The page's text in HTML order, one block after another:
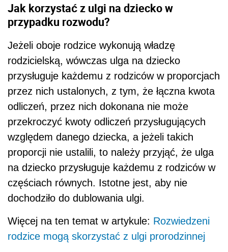
Jak korzystać z ulgi na dziecko w
przypadku rozwodu?
Jeżeli oboje rodzice wykonują władzę
rodzicielską, wówczas ulga na dziecko
przysługuje każdemu z rodziców w proporcjach
przez nich ustalonych, z tym, że łączna kwota
odliczeń, przez nich dokonana nie może
przekroczyć kwoty odliczeń przysługujących
względem danego dziecka, a jeżeli takich
proporcji nie ustalili, to należy przyjąć, że ulga
na dziecko przysługuje każdemu z rodziców w
częściach równych. Istotne jest, aby nie
dochodziło do dublowania ulgi.
Więcej na ten temat w artykule: Rozwiedzeni
rodzice mogą skorzystać z ulgi prorodzinnej